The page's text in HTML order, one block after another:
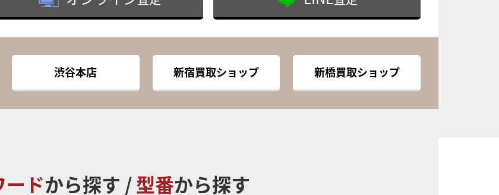
渋谷本店 新宿買取ショップ 新橋買取ショップ
ードから探す /型番から探す